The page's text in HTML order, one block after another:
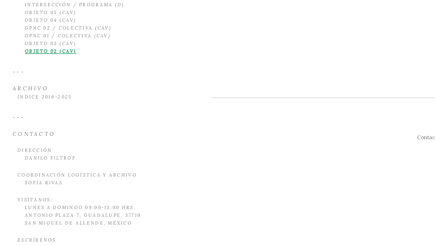
INTERSECCIÓN / PROGRAMA (D)
OBJETO 05 (CAV)
OBJETO 04 (CAV)
GPNC 02 / COLECTIVA (CAV)
GPNC 01 / COLECTIVA (CAV)
OBJETO 03 (CAV)
OBJETO 02 (CAV)
---
ARCHIVO
INDICE 2016-2025
---
CONTACTO
DIRECCIÓN
DANILO FILTROF
COORDINACIÓN LOGÍSTICA Y ARCHIVO
SOFÍA RIVAS
VISÍTANOS:
LUNES A DOMINGO 09:00-15:00 HRS.
ANTONIO PLAZA 7, GUADALUPE, 37710
SAN MIGUEL DE ALLENDE, MÉXICO
ESCRÍBENOS